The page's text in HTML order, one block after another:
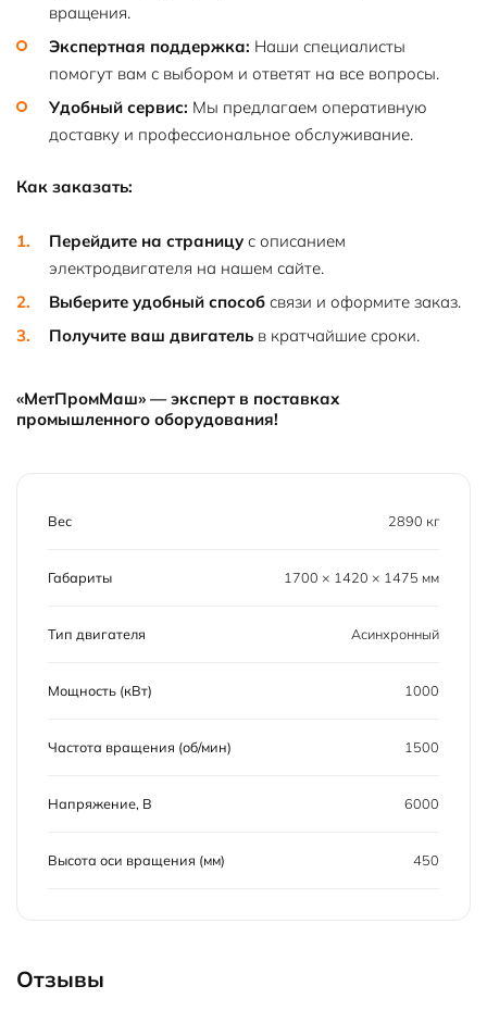
вращения.
Экспертная поддержка: Наши специалисты
помогут вам с выбором и ответят на все вопросы.
Удобный сервис: Мы предлагаем оперативную
доставку и профессиональное обслуживание.
Как заказать:
Перейдите на страницу с описанием
электродвигателя на нашем сайте.
Выберите удобный способ связи и оформите заказ.
Получите ваш двигатель в кратчайшие сроки.
«МетПромМаш» — эксперт в поставках
промышленного оборудования!
Вес 2890 кг
Габариты 1700 × 1420 × 1475 мм
Тип двигателя Асинхронный
Мощность (кВт) 1000
Частота вращения (об/мин) 1500
Напряжение, В 6000
Высота оси вращения (мм) 450
Отзывы